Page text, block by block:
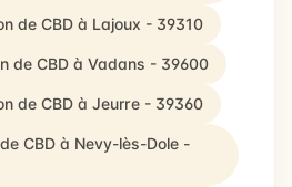
de CBD à Lajoux - 39310
de CBD à Vadans - 39600
de CBD à Jeurre - 39360
CBD à Nevy-lès-Dole -